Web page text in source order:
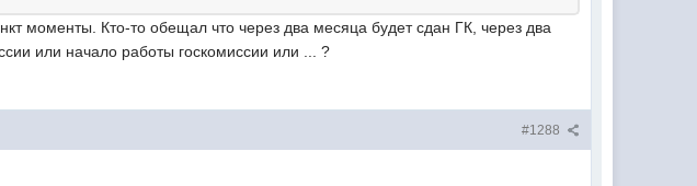
моменты. Кто-то обещал что через два месяца будет сдан ГК, через два
или начало работы госкомиссии или ... ?
#1288